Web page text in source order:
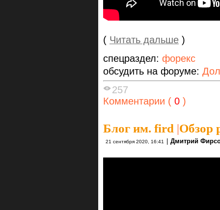
( Читать дальше )
спецраздел: форекс
обсудить на форуме:
257
Комментарии ( 0 )
Блог им. fird |Обзор
21 сентября 2020, 16:41 Дмитрий